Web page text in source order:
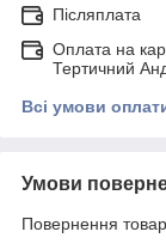
Післяплата
Оплата на
Тертичний
Всі умови
Умови
Повернення